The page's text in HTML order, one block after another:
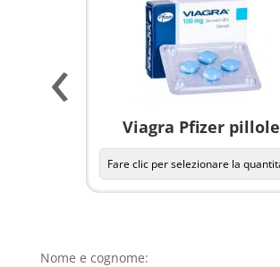
Viagra Pfizer pillole
‹
Nome e cognome: